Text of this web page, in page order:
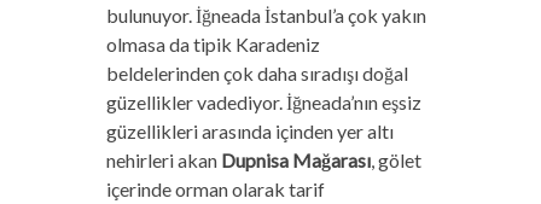
bulunuyor. İğneada İstanbul’a çok yakın
olmasa da tipik Karadeniz
beldelerinden çok daha sıradışı doğal
güzellikler vadediyor. İğneada’nın eşsiz
güzellikleri arasında içinden yer altı
nehirleri akan Dupnisa Mağarası, gölet
içerinde orman olarak tarif